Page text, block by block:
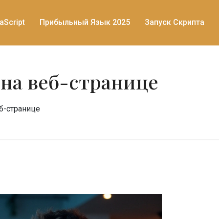
Прибыльный Язык 2025 Запуск Скрипта
веб-странице
странице